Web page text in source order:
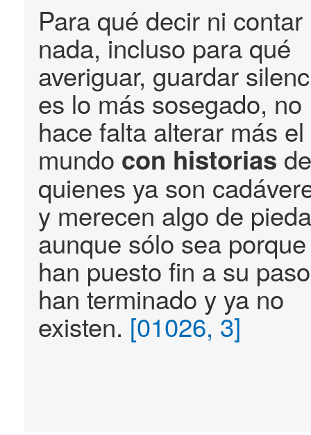
Para qué decir ni contar
nada, incluso para qué
averiguar, guardar
es lo más sosegado, no
hace falta alterar más el
mundo con historias de
quienes ya son
y merecen algo de
aunque sólo sea porque
han puesto fin a su
han terminado y ya no
existen. [01026, 3]